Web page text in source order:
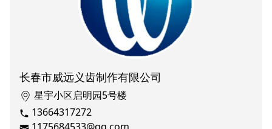
长春市威远义齿制作有限公司
星宇小区启明园5号楼
13664317272